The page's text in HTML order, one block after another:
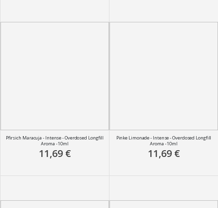
Pfirsich Maracuja - Intense - Overdosed Longfill
Aroma - 10ml
11,69 €
Pinke Limonade - Intense - Overdosed Longfill
Aroma - 10ml
11,69 €